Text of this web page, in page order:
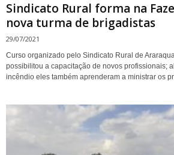
Sindicato Rural forma na
nova turma de brigadistas
29/07/2021
Curso organizado pelo Sindicato Rural de
possibilitou a capacitação de novos profissionais;
incêndio eles também aprenderam a ministrar os